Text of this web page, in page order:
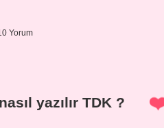
Yorum
yazılır TDK ?